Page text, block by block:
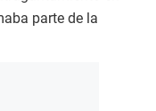
parte de la